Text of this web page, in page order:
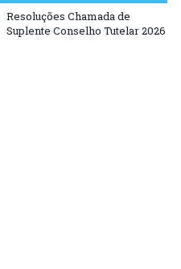
Resoluções Chamada de
Suplente Conselho Tutelar 2026